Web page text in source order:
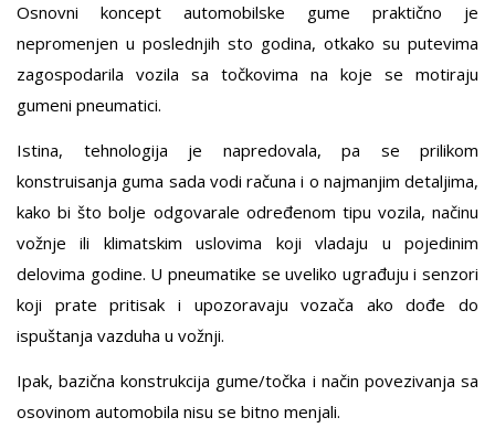
Osnovni koncept automobilske gume praktično je
nepromenjen u poslednjih sto godina, otkako su putevima
zagospodarila vozila sa točkovima na koje se motiraju
gumeni pneumatici.
Istina, tehnologija je napredovala, pa se prilikom
konstruisanja guma sada vodi računa i o najmanjim detaljima,
kako bi što bolje odgovarale određenom tipu vozila, načinu
vožnje ili klimatskim uslovima koji vladaju u pojedinim
delovima godine. U pneumatike se uveliko ugrađuju i senzori
koji prate pritisak i upozoravaju vozača ako dođe do
ispuštanja vazduha u vožnji.
Ipak, bazična konstrukcija gume/točka i način povezivanja sa
osovinom automobila nisu se bitno menjali.